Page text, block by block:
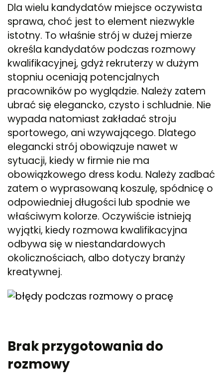
Dla wielu kandydatów miejsce oczywista
sprawa, choć jest to element niezwykle
istotny. To właśnie strój w dużej mierze
określa kandydatów podczas rozmowy
kwalifikacyjnej, gdyż rekruterzy w dużym
stopniu oceniają potencjalnych
pracowników po wyglądzie. Należy zatem
ubrać się elegancko, czysto i schludnie. Nie
wypada natomiast zakładać stroju
sportowego, ani wzywającego. Dlatego
elegancki strój obowiązuje nawet w
sytuacji, kiedy w firmie nie ma
obowiązkowego dress kodu. Należy zadbać
zatem o wyprasowaną koszulę, spódnicę o
odpowiedniej długości lub spodnie we
właściwym kolorze. Oczywiście istnieją
wyjątki, kiedy rozmowa kwalifikacyjna
odbywa się w niestandardowych
okolicznościach, albo dotyczy branży
kreatywnej.
Brak przygotowania do
rozmowy